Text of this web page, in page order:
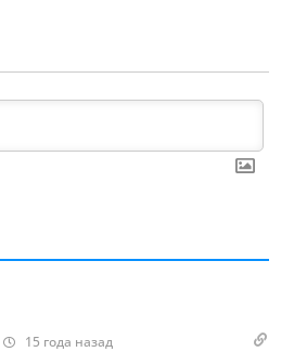
15 года назад